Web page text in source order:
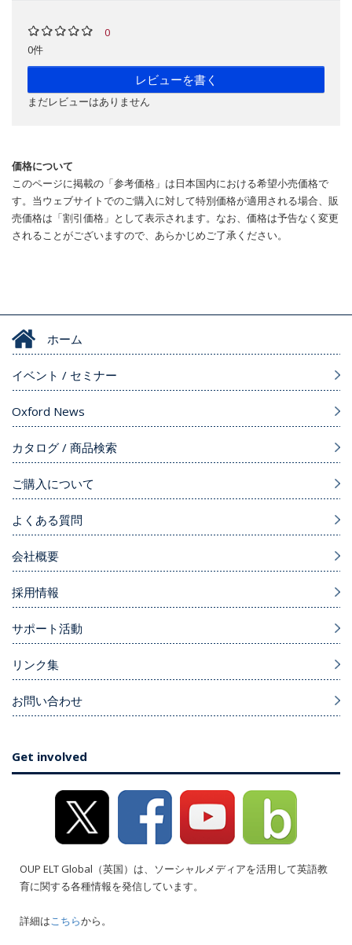
0
0件
レビューを書く
まだレビューはありません
価格について
このページに掲載の「参考価格」は日本国内における希望小売価格で
す。当ウェブサイトでのご購入に対して特別価格が適用される場合、販
売価格は「割引価格」として表示されます。なお、価格は予告なく変更
されることがございますので、あらかじめご了承ください。
ホーム
イベント / セミナー
Oxford News
カタログ / 商品検索
ご購入について
よくある質問
会社概要
採用情報
サポート活動
リンク集
お問い合わせ
Get involved
OUP ELT Global（英国）は、ソーシャルメディアを活用して英語教
育に関する各種情報を発信しています。
詳細はこちらから。